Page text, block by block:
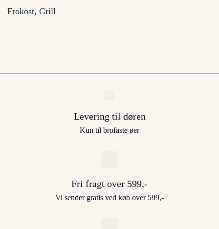
Frokost, Grill
Levering til døren
Kun til brofaste øer
Fri fragt over 599,-
Vi sender gratis ved køb over 599,-